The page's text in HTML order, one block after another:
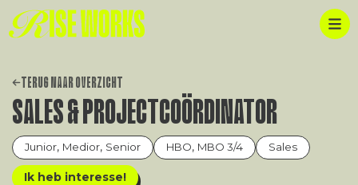
TERUG NAAR OVERZICHT
SALES & PROJECTCOÖRDINATOR
Junior, Medior, Senior HBO, MBO 3/4 Sales
Ik heb interesse!